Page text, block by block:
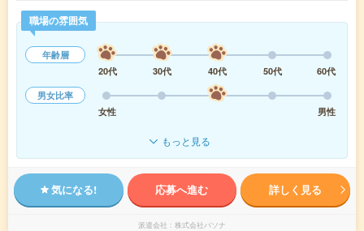
職場の雰囲気
年齢層
20代
30代 40代 50代
60代
男女比率
女性
男性
もっと見る
気になる! 応募へ進む 詳しく見る
派遣会社 株式会社パソナ